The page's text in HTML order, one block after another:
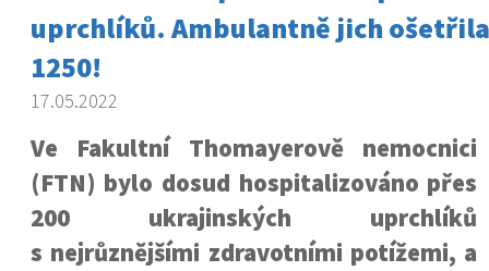
uprchlíků. Ambulantně jich ošetřila
1250!
17.05.2022
Ve Fakultní Thomayerově nemocnici
(FTN) bylo dosud hospitalizováno přes
200 ukrajinských uprchlíků
s nejrůznějšími zdravotními potížemi, a